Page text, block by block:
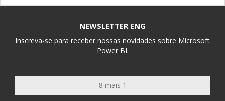
NEWSLETTER ENG
Inscreva-se para receber nossas novidades sobre Microsoft
Power BI.